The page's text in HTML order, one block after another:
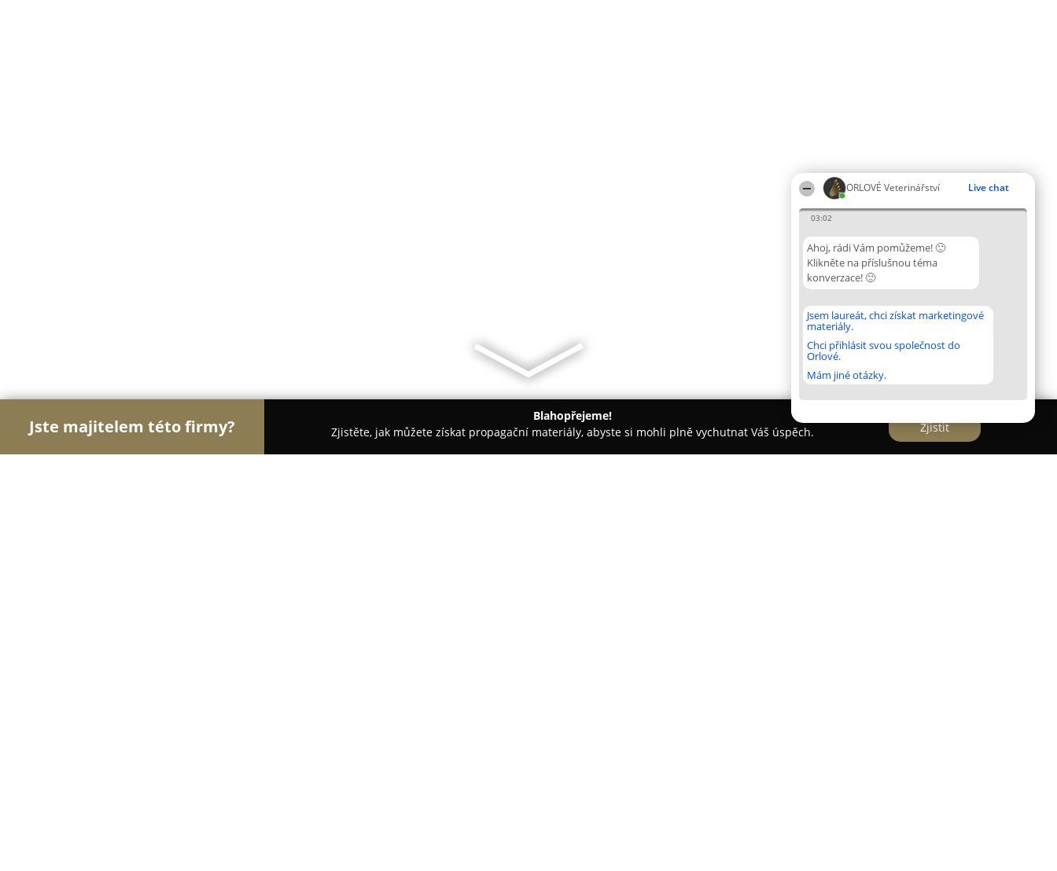
ORLOVÉ Veterinářství Live chat
03:02
Ahoj, rádi Vám pomůžeme! 🙂
Klikněte na příslušnou téma
konverzace! 🙂
Jsem laureát, chci získat marketingové
materiály.
Chci přihlásit svou společnost do
Orlové.
Mám jiné otázky.
Jste majitelem této firmy?
Blahopřejeme!
Zjistěte, jak můžete získat propagační materiály, abyste si mohli plně vychutnat Váš úspěch.
Zjistit